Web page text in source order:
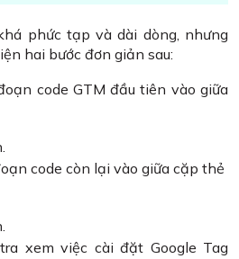
phức tạp và dài dòng, nhưng
hai bước đơn giản sau:
code GTM đầu tiên vào giữa
code còn lại vào giữa cặp thẻ
xem việc cài đặt Google Tag